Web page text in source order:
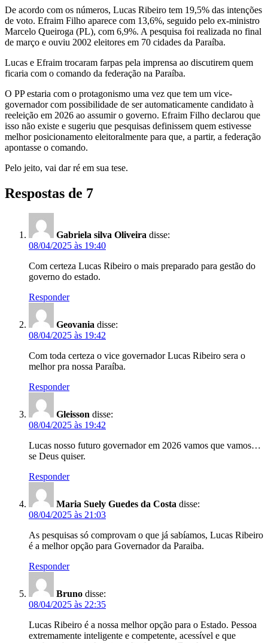
De acordo com os números, Lucas Ribeiro tem 19,5% das intenções
de voto. Efraim Filho aparece com 13,6%, seguido pelo ex-ministro
Marcelo Queiroga (PL), com 6,9%. A pesquisa foi realizada no final
de março e ouviu 2002 eleitores em 70 cidades da Paraíba.
Lucas e Efraim trocaram farpas pela imprensa ao discutirem quem
ficaria com o comando da federação na Paraíba.
O PP estaria com o protagonismo uma vez que tem um vice-
governador com possibilidade de ser automaticamente candidato à
reeleição em 2026 ao assumir o governo. Efraim Filho declarou que
isso não existe e sugeriu que pesquisas definissem quem estivesse
melhor posicionamento eleitoralmente para que, a partir, a federação
apontasse o comando.
Pelo jeito, vai dar ré em sua tese.
Respostas de 7
Gabriela silva Oliveira disse:
08/04/2025 às 19:40
Com certeza Lucas Ribeiro o mais preparado para gestão do
governo do estado.
Responder
Geovania disse:
08/04/2025 às 19:42
Com toda certeza o vice governador Lucas Ribeiro sera o
melhor pra nossa Paraíba.
Responder
Gleisson disse:
08/04/2025 às 19:42
Lucas nosso futuro governador em 2026 vamos que vamos…
se Deus quiser.
Responder
Maria Suely Guedes da Costa disse:
08/04/2025 às 21:03
As pesquisas só comprovam o que já sabíamos, Lucas Ribeiro
é a melhor opção para Governador da Paraiba.
Responder
Bruno disse:
08/04/2025 às 22:35
Lucas Ribeiro é a nossa melhor opção para o Estado. Pessoa
extremamente inteligente e competente, acessível e que